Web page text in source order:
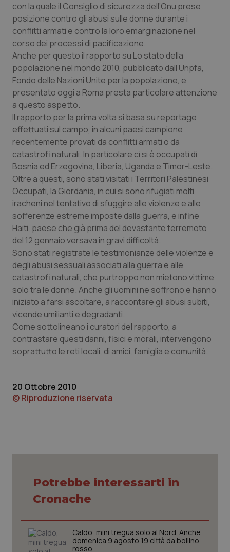
Professionisti Sanitari.AI
Abruzzo
Basilicata
Calabria
Campania
Emilia-Romagna
Friuli Venezia Giulia
Lazio
Liguria
Lombardia
Marche
Molise
Piemonte
Provincia Autonoma di Trento
Toscana
Umbria
QS Pro Gold
Artrite & artrosi
Asma & BPCO
Car-T
Colesterolo & coronaropatie
Dermatite Atopica
Diabete & glucometri
Disturbi dell’umore
Dolore
Donna & Salute
Epatiti
HIV
Ipertensione & Scompenso
Obesità
Oftalmologia
QS Club Newsletter
con la quale il Consiglio di sicurezza dell’Onu prese
posizione contro gli abusi sulle donne durante i
conflitti armati e contro la loro emarginazione nel
corso dei processi di pacificazione.
Anche per questo il rapporto su Lo stato della
popolazione nel mondo 2010, pubblicato dall’Unpfa,
Fondo delle Nazioni Unite per la popolazione, e
presentato oggi a Roma presta particolare attenzione
a questo aspetto.
Il rapporto per la prima volta si basa su reportage
effettuati sul campo, in alcuni paesi campione
recentemente provati da conflitti armati o da
catastrofi naturali. In particolare ci si è occupati di
Bosnia ed Erzegovina, Liberia, Uganda e Timor-Leste.
Oltre a questi, sono stati visitati i Territori Palestinesi
Occupati, la Giordania, in cui si sono rifugiati molti
iracheni nel tentativo di sfuggire alle violenze e alle
sofferenze estreme imposte dalla guerra, e infine
Haiti, paese che già prima del devastante terremoto
del 12 gennaio versava in gravi difficoltà.
Sono stati registrate le testimonianze delle violenze e
degli abusi sessuali associati alla guerra e alle
catastrofi naturali, che purtroppo non mietono vittime
solo tra le donne. Anche gli uomini ne soffrono e hanno
iniziato a farsi ascoltare, a raccontare gli abusi subiti,
vicende umilianti e degradanti.
Come sottolineano i curatori del rapporto, a
contrastare questi danni, fisici e morali, intervengono
soprattutto le reti locali, di amici, famiglia e comunità.
20 Ottobre 2010
© Riproduzione riservata
Potrebbe interessarti in
Cronache
Caldo, mini tregua solo al Nord. Anche
domenica 9 agosto 19 città da bollino
rosso